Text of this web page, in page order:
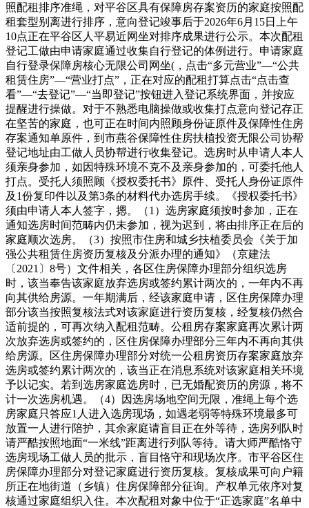
照配租排序准绳，对平谷区具有保障房存案资历的家庭按照配
租套型别离进行排序，意向登记竣事后于2026年6月15日上午
10点正在平谷区人平易近网坐对排序成果进行公示。本次配租
登记工做由申请家庭通过收集自行登记的体例进行。申请家庭
自行登录保障房核心无限公司网坐(，点击“多元营业”—“公共
租赁住房”—“营业打点”，正在对应的配租打算点击“点击查
看”—“去登记”—“当即登记”按钮进入登记系统界面，并按应
提醒进行操做。对于不熟悉电脑操做或收集打点意向登记存正
在坚苦的家庭，也可正在时间内照顾身份证原件及保障性住房
存案通知单原件，到市燕谷保障性住房扶植投资无限公司协帮
登记地址由工做人员协帮进行收集登记。选房时从申请人本人
须亲身参加，如因特殊环境不克不及亲身参加的，可委托他人
打点。受托人须照顾《授权委托书》原件、受托人身份证原件
及1份复印件以及第3条的材料代办选房手续。《授权委托书》
须由申请人本人签字，摁。（1）选房家庭须按时参加，正在
通知选房时间范畴内仍未参加，视为迟到，将由排序正在后的
家庭顺次选房。（3）按照市住房和城乡扶植委员会《关于加
强公共租赁住房资历复核及分派办理的通知》（京建法
〔2021〕8号）文件相关，各区住房保障办理部分组织选房
时，该当奉告该家庭放弃选房或签约累计两次的，一年内不再
向其供给房源。一年期满后，经该家庭申请，区住房保障办理
部分该当按照复核法式对该家庭进行资历复核，经复核仍然合
适前提的，可再次纳入配租范畴。公租房存案家庭再次累计两
次放弃选房或签约的，区住房保障办理部分三年内不再向其供
给房源。区住房保障办理部分对统一公租房资历存案家庭放弃
选房或签约累计两次的，该当正在消息系统对该家庭相关环境
予以记实。若到选房家庭选房时，已无婚配资历的房源，将不
计一次选房机遇。（4）因选房场地空间无限，准绳上每个选
房家庭只答应1人进入选房现场，如遇老弱等特殊环境最多可
放置一人进行陪护，其余家庭请盲目正在外等待，选房列队时
请严酷按照地面“一米线”距离进行列队等待。请大师严酷恪守
选房现场工做人员的批示，盲目恪守和现场次序。市平谷区住
房保障办理部分对登记家庭进行资历复核。复核成果可向户籍
所正在地街道（乡镇）住房保障部分征询。产权单元依序对复
核通过家庭组织入住。本次配租对象中位于“正选家庭”名单中